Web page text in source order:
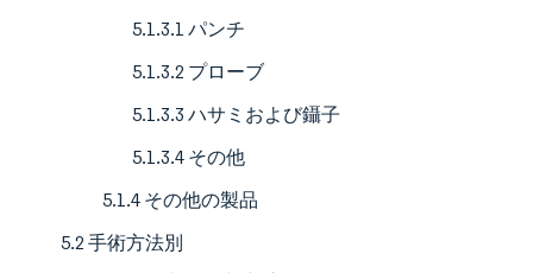
5.1.3.1 パンチ
5.1.3.2 プローブ
5.1.3.3 ハサミおよび鑷子
5.1.3.4 その他
5.1.4 その他の製品
5.2 手術方法別